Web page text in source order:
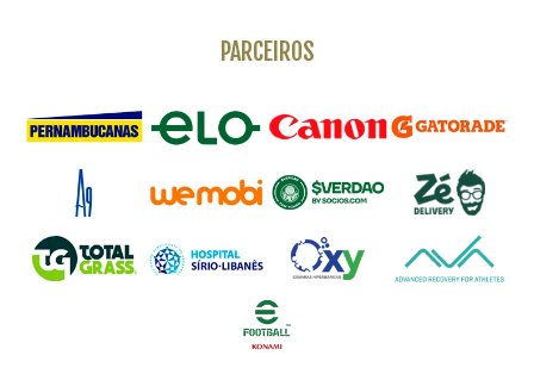
PARCEIROS